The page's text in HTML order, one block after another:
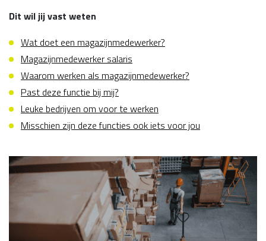
Dit wil jij vast weten
Wat doet een magazijnmedewerker?
Magazijnmedewerker salaris
Waarom werken als magazijnmedewerker?
Past deze functie bij mij?
Leuke bedrijven om voor te werken
Misschien zijn deze functies ook iets voor jou